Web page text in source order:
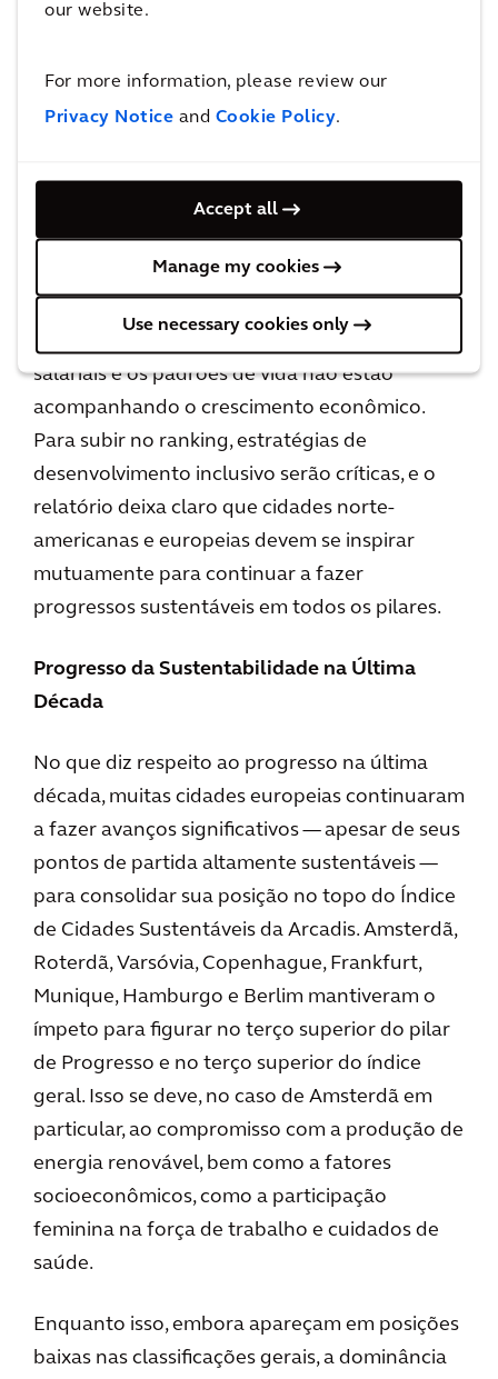
our website.
For more information, please review our
Privacy Notice and Cookie Policy.
Accept all
Manage my cookies
Use necessary cookies only
Estratégias de Desenvolvimento Inclusivo
Cidades norte-americanas dominam o pilar
Nova York e Seattle aparecem no top 10 para
Lucro, graças à facilidade de fazer negócios,
PIB per capita e taxas de emprego. No entanto,
enquanto essas cidades demonstram um
classificações gerais mostram como os níveis
salariais e os padrões de vida não estão
acompanhando o crescimento econômico.
Para subir no ranking, estratégias de
desenvolvimento inclusivo serão críticas, e o
relatório deixa claro que cidades norte-
americanas e europeias devem se inspirar
mutuamente para continuar a fazer
progressos sustentáveis em todos os pilares.
Progresso da Sustentabilidade na Última
Década
No que diz respeito ao progresso na última
década, muitas cidades europeias continuaram
a fazer avanços significativos — apesar de seus
pontos de partida altamente sustentáveis —
para consolidar sua posição no topo do Índice
de Cidades Sustentáveis da Arcadis. Amsterdã,
Roterdã, Varsóvia, Copenhague, Frankfurt,
Munique, Hamburgo e Berlim mantiveram o
ímpeto para figurar no terço superior do pilar
de Progresso e no terço superior do índice
geral. Isso se deve, no caso de Amsterdã em
particular, ao compromisso com a produção de
energia renovável, bem como a fatores
socioeconômicos, como a participação
feminina na força de trabalho e cuidados de
saúde.
Enquanto isso, embora apareçam em posições
baixas nas classificações gerais, a dominância